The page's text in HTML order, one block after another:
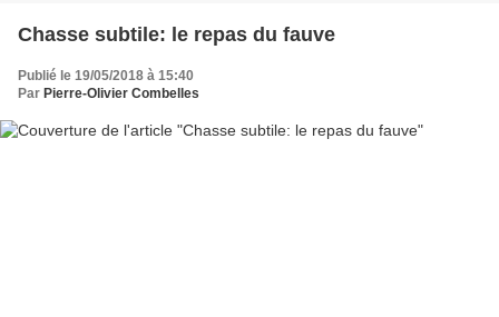
Chasse subtile: le repas du fauve
Publié le 19/05/2018 à 15:40
Par Pierre-Olivier Combelles